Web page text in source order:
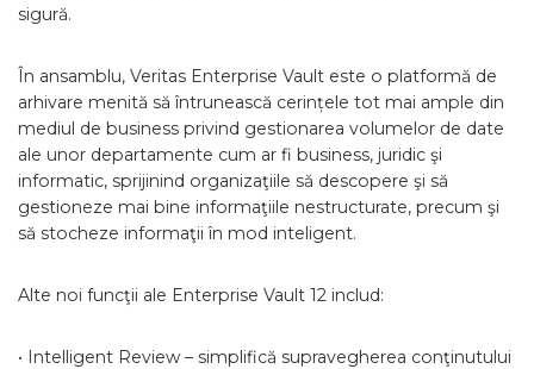
sigură.
În ansamblu, Veritas Enterprise Vault este o platformă de
arhivare menită să întrunească cerințele tot mai ample din
mediul de business privind gestionarea volumelor de date
ale unor departamente cum ar fi business, juridic şi
informatic, sprijinind organizaţiile să descopere şi să
gestioneze mai bine informaţiile nestructurate, precum şi
să stocheze informaţii în mod inteligent.
Alte noi funcţii ale Enterprise Vault 12 includ:
• Intelligent Review – simplifică supravegherea conţinutului